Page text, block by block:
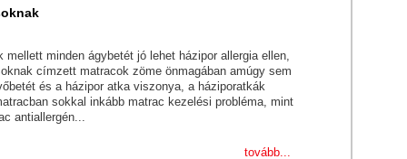
mellett minden ágybetét jó lehet házipor allergia ellen,
címzett matracok zöme önmagában amúgy sem
és a házipor atka viszonya, a háziporatkák
sokkal inkább matrac kezelési probléma, mint
antiallergén...
tovább...